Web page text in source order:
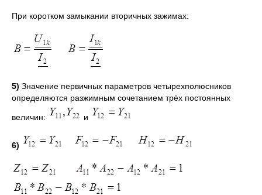
При коротком замыкании вторичных зажимах:
5) Значение первичных параметров четырехполюсников
определяются разжимным сочетанием трёх постоянных
величин: и
6)